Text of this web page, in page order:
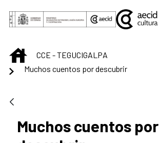
Saltar al contenido principal
INICIOCCE - TEGUCIGALPA
Muchos cuentos por descubrir
Muchos cuentos por